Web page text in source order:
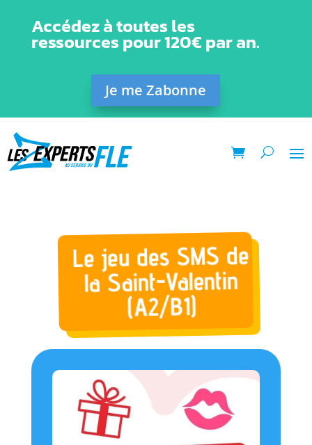
Accédez à toutes les
ressources pour 120€ par an.
Je me Zabonne
Le jeu des SMS de
la Saint-Valentin
(A2/B1)